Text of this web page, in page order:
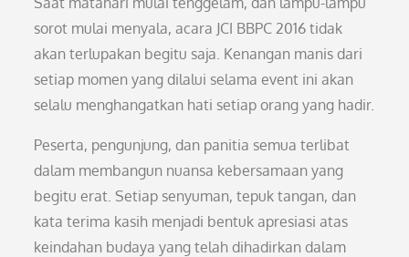
sorot mulai menyala, acara JCI BBPC 2016 tidak
akan terlupakan begitu saja. Kenangan manis dari
setiap momen yang dilalui selama event ini akan
selalu menghangatkan hati setiap orang yang hadir.
Peserta, pengunjung, dan panitia semua terlibat
dalam membangun nuansa kebersamaan yang
begitu erat. Setiap senyuman, tepuk tangan, dan
kata terima kasih menjadi bentuk apresiasi atas
keindahan budaya yang telah dihadirkan dalam